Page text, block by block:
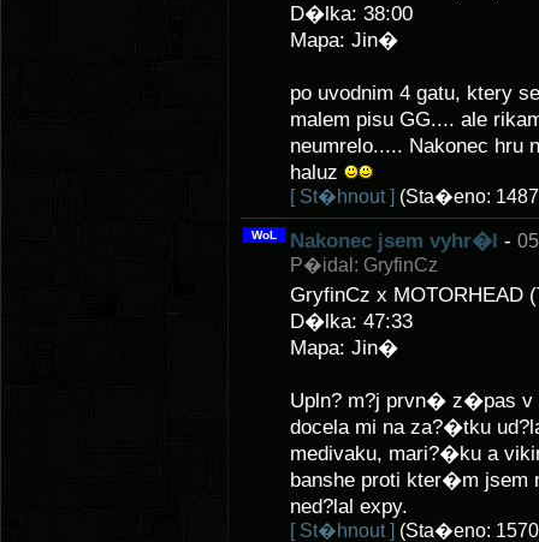
D�lka: 38:00
Mapa: Jin�
po uvodnim 4 gatu, ktery
malem pisu GG.... ale
neumrelo..... Nakonec hru
haluz
[ St�hnout ] (Sta�eno:
WoL Nakonec jsem vyhr�l -
P�idal: GryfinCz
GryfinCz x MOTORHEAD
D�lka: 47:33
Mapa: Jin�
Upln? m?j prvn� z�pas
docela mi na za?�tku
medivaku, mari?�ku a
banshe proti kter�m jsem
ned?lal expy.
[ St�hnout ] (Sta�eno: